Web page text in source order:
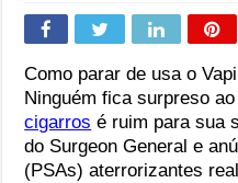
Grávida pode comer
Carta Psicografada João
Carta Psicografada de
Como parar de usa o
Ninguém fica surpreso
cigarros é ruim para sua
do Surgeon General e
(PSAs) aterrorizantes